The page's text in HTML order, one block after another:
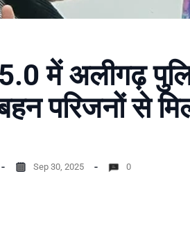
में अलीगढ़
परिजनों से
Sep 30, 2025 0